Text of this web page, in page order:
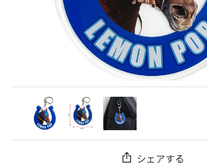
シェアする